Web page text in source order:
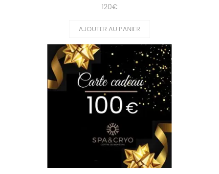
120€
AJOUTER AU PANIER